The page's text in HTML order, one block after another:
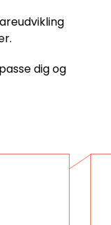
dig og